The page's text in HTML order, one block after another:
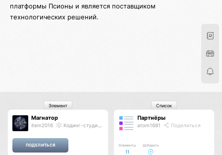
платформы Псионы и является поставщиком
технологических решений.
Магнатор
item2016 Кодинг-студия Магнатор
Элемент
Партнёры
atom1681 Поделиться
Элементы
11
Добавить
Список